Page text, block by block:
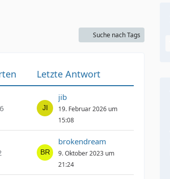
Suche nach Tags
Letzte Antwort
jib
19. Februar 2026 um
15:08
brokendream
9. Oktober 2023 um
21:24